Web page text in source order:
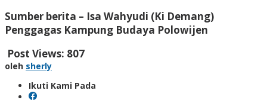
Sumber berita – Isa Wahyudi (Ki Demang)
Penggagas Kampung Budaya Polowijen
Post Views: 807
oleh sherly
Ikuti Kami Pada